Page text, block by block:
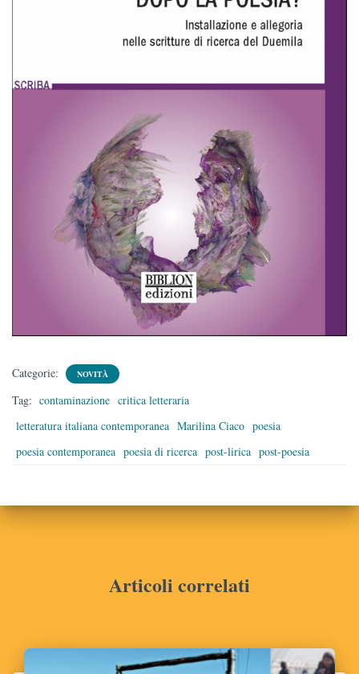
Categorie: NOVITÀ
Tag: contaminazione critica letteraria
letteratura italiana contemporanea Marilina Ciaco poesia
poesia contemporanea poesia di ricerca post-lirica post-poesia
Articoli correlati